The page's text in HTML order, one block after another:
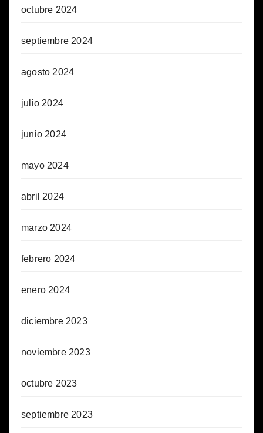
octubre 2024
septiembre 2024
agosto 2024
julio 2024
junio 2024
mayo 2024
abril 2024
marzo 2024
febrero 2024
enero 2024
diciembre 2023
noviembre 2023
octubre 2023
septiembre 2023